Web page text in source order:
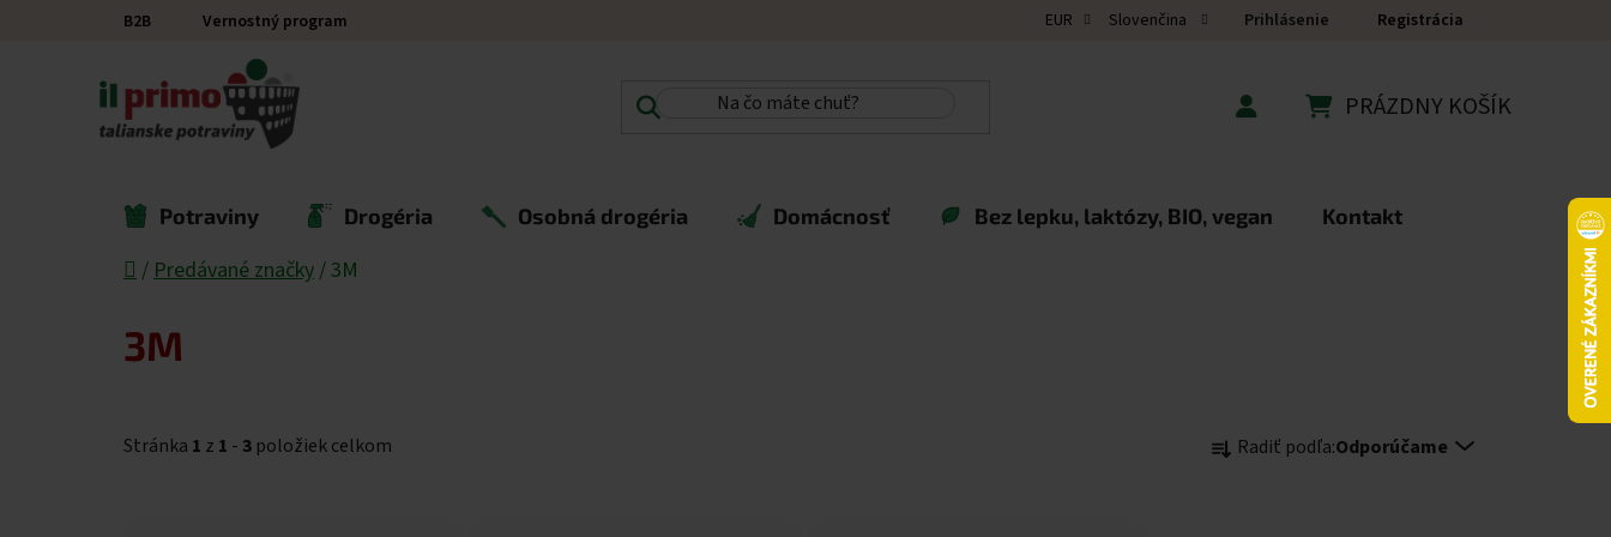
Prejsť na obsahB2B Vernostný program EUR Slovenčina Prihlásenie Registrácia
PRÁZDNY KOŠÍK
Potraviny Drogéria Osobná drogéria Domácnosť Bez lepku, laktózy, BIO, vegan Kontakt
Domov
/ Predávané značky /3M
3M
Stránka 1 z 1 -3 položiek celkom Radiť podľa:Odporúčame